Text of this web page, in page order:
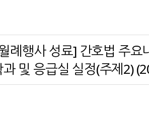
례행사 성료] 간호법 주요
및 응급실 실정(주제2)